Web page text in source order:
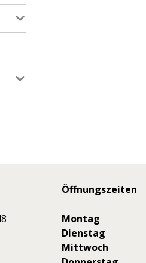
Öffnungszeiten
Montag
Dienstag
Mittwoch